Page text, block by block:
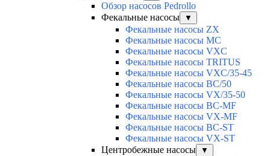
Обзор насосов Pedrollo
Фекальные насосы
▼
Фекальные насосы ZX
Фекальные насосы MC
Фекальные насосы VXC
Фекальные насосы TRITUS
Фекальные насосы VXC/35-45
Фекальные насосы BC/50
Фекальные насосы VX/35-50
Фекальные насосы BC-MF
Фекальные насосы VX-MF
Фекальные насосы BC-ST
Фекальные насосы VX-ST
Центробежные насосы
▼